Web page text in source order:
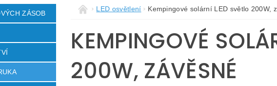
DOPRAVA A PLATBA LED OSVĚTLENÍ PHILIPS - 5
ELEKTRO A SPOTŘEBIČE
ZÁSOB
LED osvětlení Kempingové solární LED světlo 200W,
KEMPINGOVÉ
200W, ZÁVĚSNÉ